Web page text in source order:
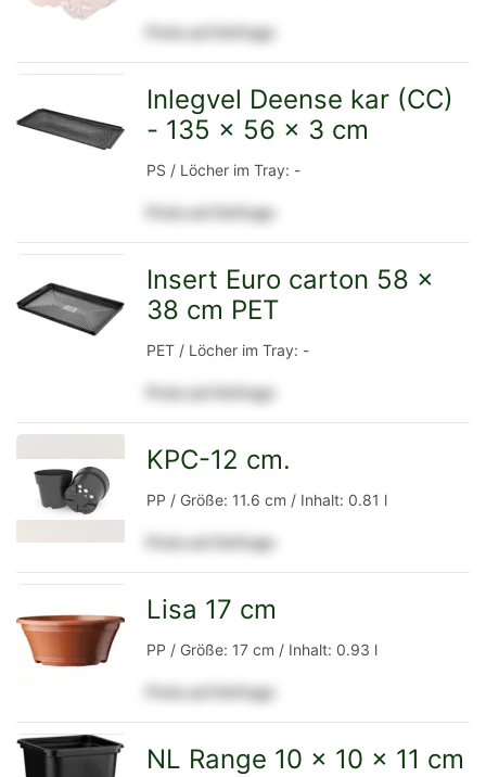
Detailseite
Preis auf Anfrage
zur
Inlegvel Deense kar (CC)
- 135 x 56 x 3 cm
PS / Löcher im Tray: -
Preis auf Anfrage
zur
Insert Euro carton 58 x
38 cm PET
PET / Löcher im Tray: -
Preis auf Anfrage
Detailseite
KPC-12 cm.
PP / Größe: 11.6 cm / Inhalt: 0.81 l
Preis auf Anfrage
Detailseite
Lisa 17 cm
PP / Größe: 17 cm / Inhalt: 0.93 l
Preis auf Anfrage
NL Range 10 x 10 x 11 cm